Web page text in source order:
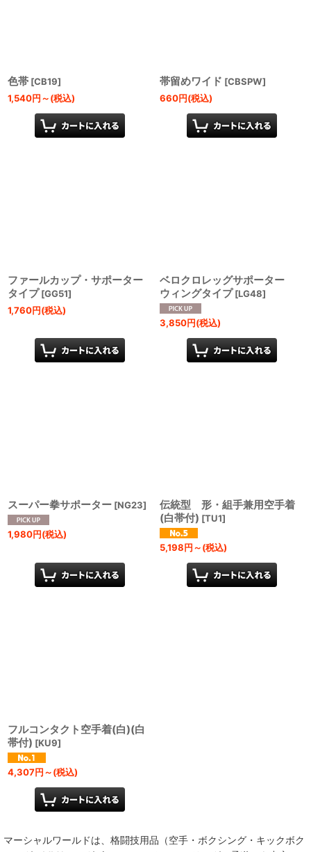
色帯 [CB19]
1,540円～(税込)
帯留めワイド [CBSPW]
660円(税込)
ファールカップ・サポーター
タイプ [GG51]
1,760円(税込)
ベロクロレッグサポーター
ウィングタイプ [LG48]
3,850円(税込)
スーパー拳サポーター [NG23]
1,980円(税込)
伝統型 形・組手兼用空手着
(白帯付) [TU1]
5,198円～(税込)
フルコンタクト空手着(白)(白
帯付) [KU9]
4,307円～(税込)
マーシャルワールドは、格闘技用品（空手・ボクシング・キックボク